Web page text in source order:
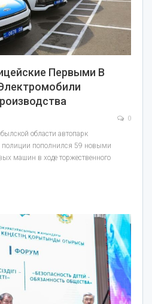
Первыми В
0
области автопарк
полиции пополнился 59 новыми
машин в ходе торжественного